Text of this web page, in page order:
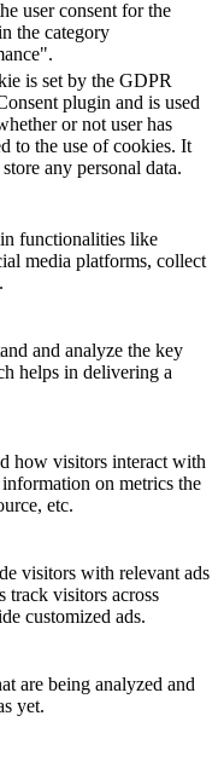
user consent for the
the category
is set by the GDPR
plugin and is used
or not user has
to the use of cookies. It
any personal data.
functionalities like
media platforms, collect
and analyze the key
helps in delivering a
how visitors interact with
on metrics the
etc.
visitors with relevant ads
track visitors across
customized ads.
are being analyzed and
yet.